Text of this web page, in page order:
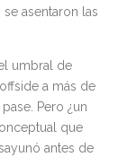
asentaron las
umbral de
a más de
Pero ¿un
que
antes de